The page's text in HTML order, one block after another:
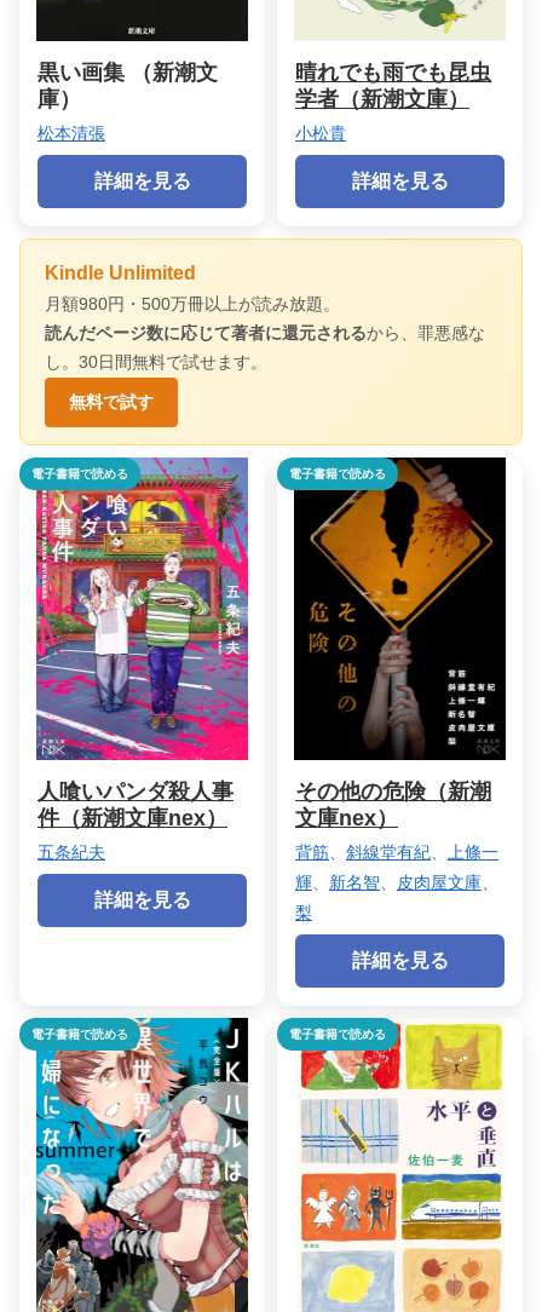
黒い画集 （新潮文
庫）
松本清張
詳細を見る
晴れでも雨でも昆虫
学者（新潮文庫）
小松貴
詳細を見る
Kindle Unlimited
月額980円・500万冊以上が読み放題。
読んだページ数に応じて著者に還元されるから、罪悪感な
し。30日間無料で試せます。
無料で試す
電子書籍で読める
人喰いパンダ殺人事
件（新潮文庫nex）
五条紀夫
詳細を見る
電子書籍で読める
その他の危険（新潮
文庫nex）
背筋 斜線堂有紀
上條一
輝
新名智 皮肉屋文庫
梨
詳細を見る
電子書籍で読める 電子書籍で読める